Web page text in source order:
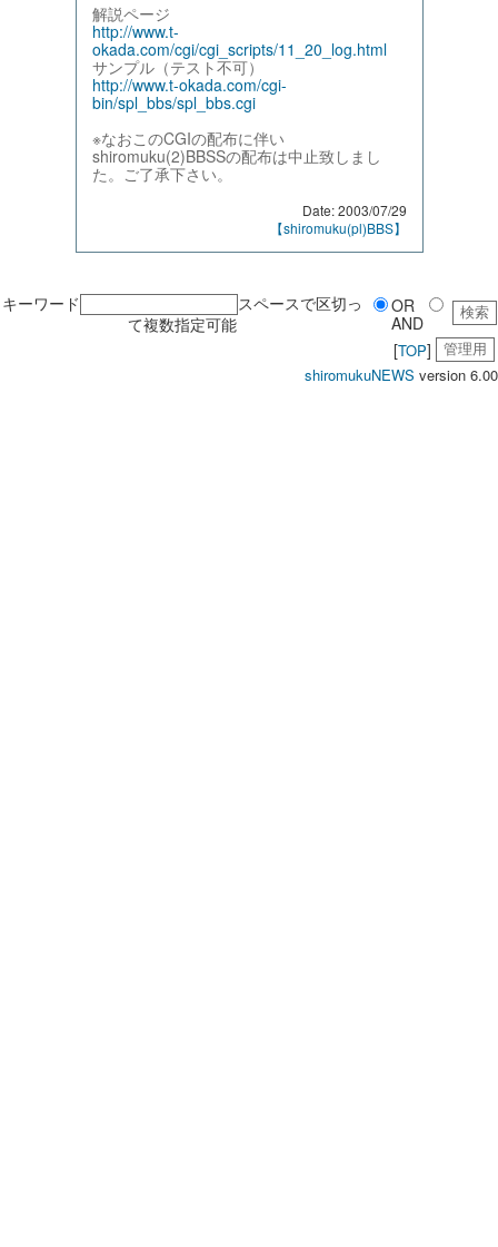
解説ページ
http://www.t-
okada.com/cgi/cgi_scripts/11_20_log.html
サンプル（テスト不可）
http://www.t-okada.com/cgi-
bin/spl_bbs/spl_bbs.cgi
※なおこのCGIの配布に伴い
shiromuku(2)BBSSの配布は中止致しまし
た。ご了承下さい。
Date: 2003/07/29
【shiromuku(pl)BBS】
キーワード
スペースで区切っ
て複数指定可能
OR
AND
[TOP]
shiromukuNEWS version 6.00